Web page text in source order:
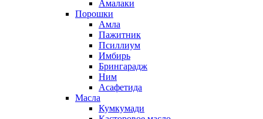
Амалаки
Порошки
Амла
Пажитник
Псиллиум
Имбирь
Брингарадж
Ним
Асафетида
Масла
Кумкумади